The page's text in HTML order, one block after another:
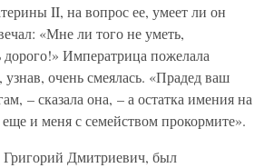
II, на вопрос ее, умеет ли он
«Мне ли того не уметь,
дорого!» Императрица пожелала
очень смеялась. «Прадед ваш
– сказала она, – а остатка имения на
и меня с семейством прокормите».
Дмитриевич, был